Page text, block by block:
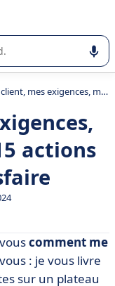
la sélection de
Moi, client, mes exigences, mes attentes, et 15 actions pour me satisfaire
actions
client de
comment me
: je vous livre
sur un plateau